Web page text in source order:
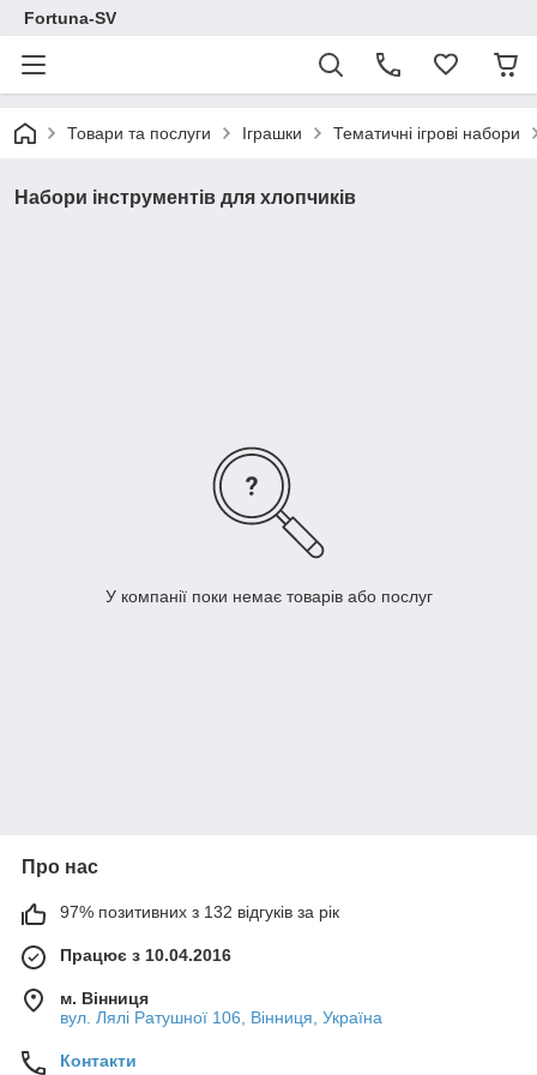
Fortuna-SV
Товари та послуги Іграшки Тематичні ігрові набори
Набори інструментів для хлопчиків
У компанії поки немає товарів або послуг
Про нас
97% позитивних з 132 відгуків за рік
Працює з 10.04.2016
м. Вінниця
вул. Лялі Ратушної 106, Вінниця, Україна
Контакти